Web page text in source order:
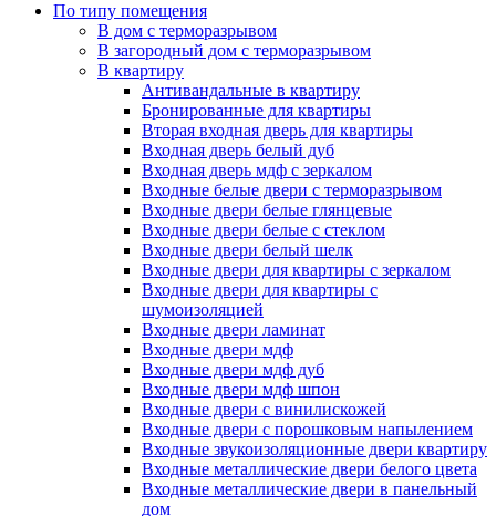
По типу помещения
В дом с терморазрывом
В загородный дом с терморазрывом
В квартиру
Антивандальные в квартиру
Бронированные для квартиры
Вторая входная дверь для квартиры
Входная дверь белый дуб
Входная дверь мдф с зеркалом
Входные белые двери с терморазрывом
Входные двери белые глянцевые
Входные двери белые с стеклом
Входные двери белый шелк
Входные двери для квартиры с зеркалом
Входные двери для квартиры с
шумоизоляцией
Входные двери ламинат
Входные двери мдф
Входные двери мдф дуб
Входные двери мдф шпон
Входные двери с винилискожей
Входные двери с порошковым напылением
Входные звукоизоляционные двери квартиру
Входные металлические двери белого цвета
Входные металлические двери в панельный
дом